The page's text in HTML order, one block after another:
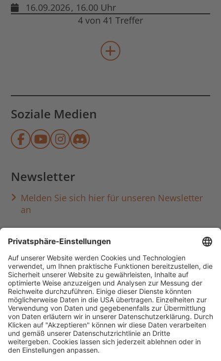
16.09.2026, 16.00 Uhr
4 von 41 Treffer
mehr Veranstaltungen
Soziale Medien
Münchner Stadtbibliothek auf
Münchner Stadtbibliothek auf
Münchner Stadtbibliothek
Münchner
Newsletter
Melden Sie sich hier für unseren Newsletter
an
Häufig aufgerufen
Standorte & Öffnungszeiten
anmelden & ausleihen
Ausbildung & Karriere
Impressum Datenschutz Barrierefreiheit
literaturportal-bayern.de